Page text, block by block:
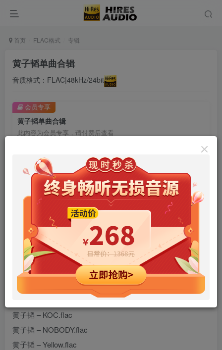
首页 FLAC格式 专辑
黄子韬单曲合辑
音质格式：FLAC|48kHz/24bit
黄子韬单曲合辑
此内容为会员专享，请付费后查看
9.9 ￥99
年卡会员免费 永久会员免费
立即购买
您当前未登录！建议登陆后购买，可保存购买订单
会员专享
Doggie & 黄子韬 – 我忘记多长一段时间没有看到彩虹.flac
hiresz.com.txt
黄子韬 – 2025DISS Freestyle.flac
黄子韬 – I DONT EVEN.flac
黄子韬 – KOC.flac
黄子韬 – NOBODY.flac
黄子韬 – Yellow.flac